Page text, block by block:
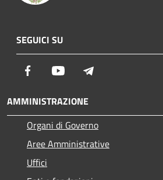
SEGUICI SU
Facebook Youtube
AMMINISTRAZIONE
Organi di Governo
Aree Amministrative
Uffici